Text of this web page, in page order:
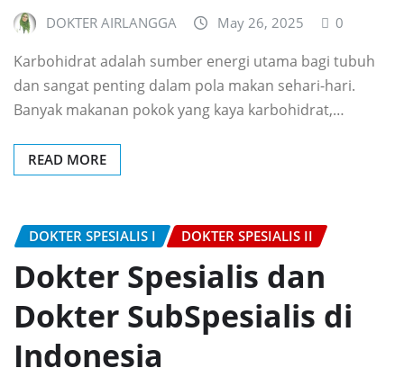
DOKTER AIRLANGGA May 26, 2025 0
Karbohidrat adalah sumber energi utama bagi tubuh
dan sangat penting dalam pola makan sehari-hari.
Banyak makanan pokok yang kaya karbohidrat,…
READ MORE
DOKTER SPESIALIS I DOKTER SPESIALIS II
Dokter Spesialis dan
Dokter SubSpesialis di
Indonesia